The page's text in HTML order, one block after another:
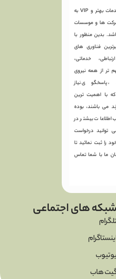
هدف ما ارائه خدمات بهتر و VIP به
ها و موسسات
بدین منظور با
فناوری های
خدماتی،
تر از همه نیروی
پاسخگوی نیاز
با اهمیت ترین
می باشند، بوده
بیشتر در
توانید درخواست
را ثبت نمائید تا
ما با شما تماس
شبکه های اجتماعی
تلگرام
یوتیوب
هاب